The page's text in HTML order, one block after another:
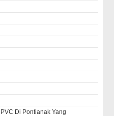
Di Pontianak Yang